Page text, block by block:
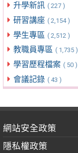
升學新訊 ( 227 )
研習講座 ( 2,154 )
學生專區 ( 2,512 )
教職員專區 ( 1,735 )
學習歷程檔案 ( 50 )
會議記錄 ( 43 )
網站安全政策
隱私權政策